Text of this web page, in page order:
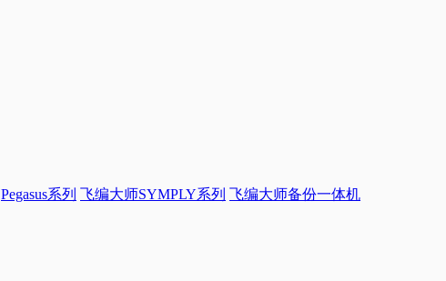
Pegasus系列 飞编大师SYMPLY系列 飞编大师备份一体机